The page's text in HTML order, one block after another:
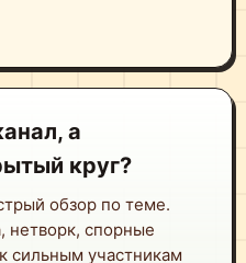
а
круг?
обзор по теме.
нетворк, спорные
сильным участникам